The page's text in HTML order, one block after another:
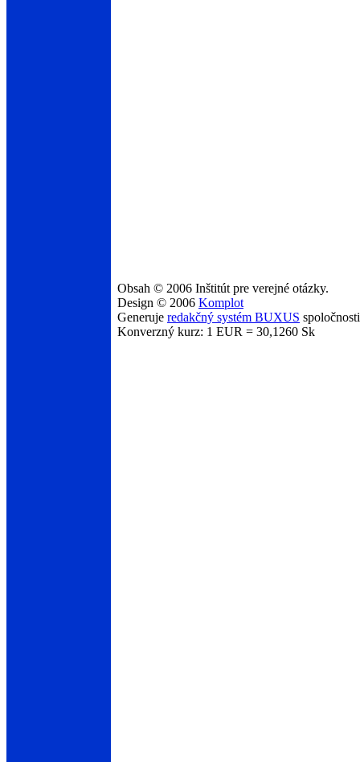
Obsah © 2006 Inštitút pre verejné otázky.
Design © 2006 Komplot
Generuje redakčný systém BUXUS
Konverzný kurz: 1 EUR = 30,1260 Sk